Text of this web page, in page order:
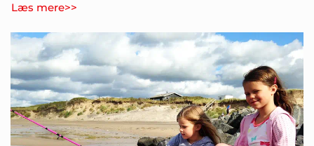
Læs mere>>